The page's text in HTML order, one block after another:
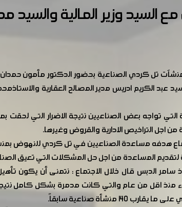
السيد وزير المالية
تل كردي الصناعية بحضور الدكتور مأمون
عبد الكريم ادريس مدير المصالح العقارية
اجل التراخيص الادارية والقروض وغيرها.
هدفه مساعدة الصناعيين في تل كردي للنهوض
المساعدة من اجل حل المشكلات التي تعيق
الدبس قال خلال الاجتماع : نتمنى أن يكون
منشأة صناعية سابقاً.